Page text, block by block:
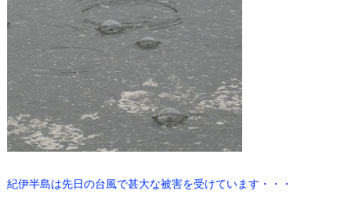
紀伊半島は先日の台風で甚大な被害を受けています・・・